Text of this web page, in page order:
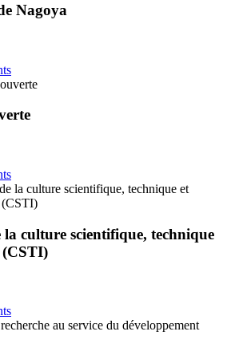
Nagoya
la culture scientifique, technique et
(CSTI)
culture scientifique, technique
(CSTI)
au service du développement